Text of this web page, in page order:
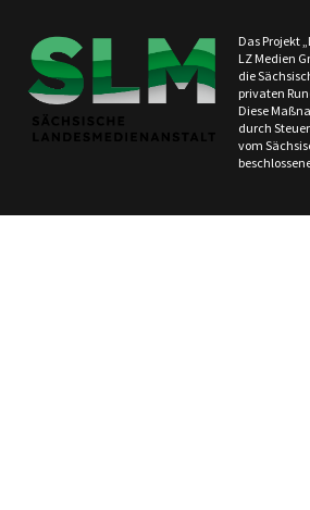
Das Projekt
LZ Medien
die
privaten
Diese
durch
vom